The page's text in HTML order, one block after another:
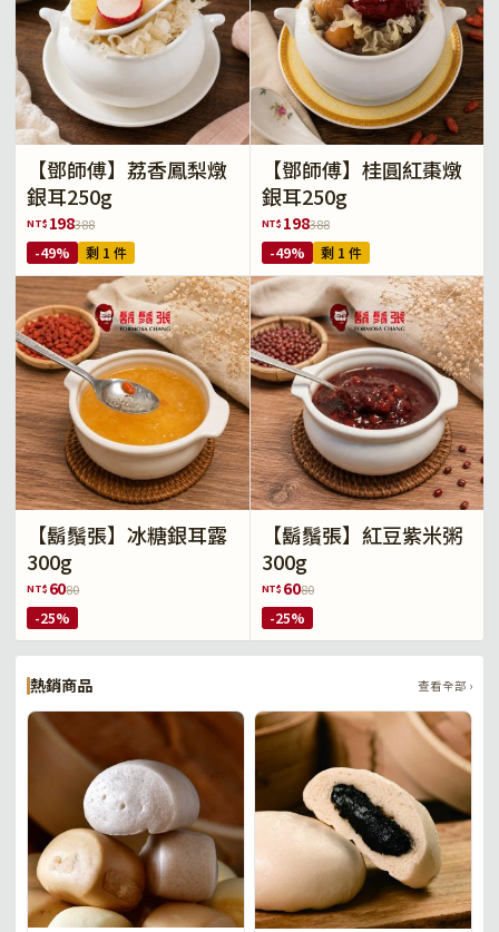
【鄧師傅】荔香鳳梨燉
銀耳250g
NT$ 198388
-49% 剩 1 件
【鄧師傅】桂圓紅棗燉
銀耳250g
NT$ 198388
-49% 剩 1 件
【鬍鬚張】冰糖銀耳露
300g
NT$ 6080
-25%
【鬍鬚張】紅豆紫米粥
300g
NT$ 6080
-25%
熱銷商品 查看全部 ›